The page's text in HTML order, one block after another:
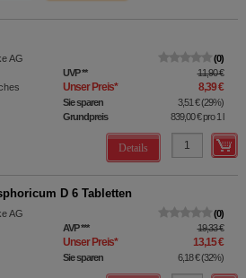
AG
0
UVP** 11,90 €
Unser Preis* 8,39 €
Sie sparen 3,51 €(29%)
Grundpreis
839,00 €pro 1 l
Details
D 6 Tabletten
AG
0
AVP*** 19,33 €
Unser Preis* 13,15 €
Sie sparen 6,18 €(32%)